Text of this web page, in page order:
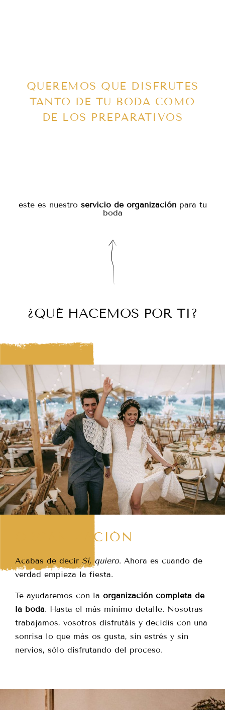
QUEREMOS QUE DISFRUTES
TANTO DE TU BODA COMO
DE LOS PREPARATIVOS
este es nuestro servicio de organizaciónpara tu
boda
¿QUÉ HACEMOS POR TI?
ORGANIZACIÓN
Acabas de decir Sí, quiero. Ahora es cuando de
verdad empieza la fiesta.
Te ayudaremos con la organización completa de
la boda. Hasta el más mínimo detalle. Nosotras
trabajamos, vosotros disfrutáis y decidís con una
sonrisa lo que más os gusta, sin estrés y sin
nervios, sólo disfrutando del proceso.